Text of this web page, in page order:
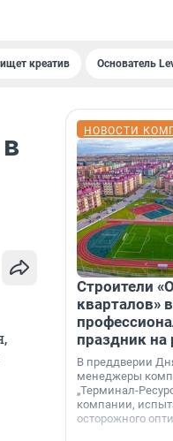
ищет креатив Основатель
НОВОСТИ
Строители
кварталов»
праздник на
В преддверии
менеджеры
„Терминал-
компании,
осторожного